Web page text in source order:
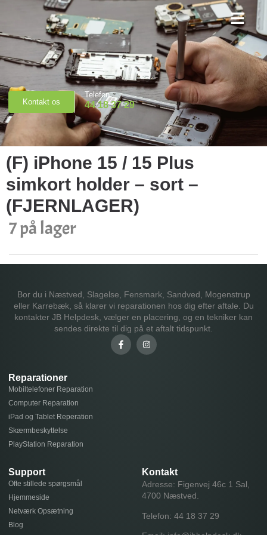
Kontakt os
Telefon
44 18 37 29
(F) iPhone 15 / 15 Plus
simkort holder – sort –
(FJERNLAGER)
7 på lager
Bor du i Næstved, Slagelse, Fensmark, Sandved, Mogenstrup
eller Karrebæk, så klarer vi reparationen hos dig efter aftale. Du
kontakter JB Helpdesk, vælger en placering, og en tekniker kan
sendes direkte til dig på et aftalt tidspunkt.
Reparationer
Mobiltelefoner Reparation
Computer Reparation
iPad og Tablet Reperation
Skærmbeskyttelse
PlayStation Reparation
Support
Ofte stillede spørgsmål
Hjemmeside
Netværk Opsætning
Blog
Kontakt
Adresse: Figenvej 46c 1 Sal,
4700 Næstved.
Telefon: 44 18 37 29